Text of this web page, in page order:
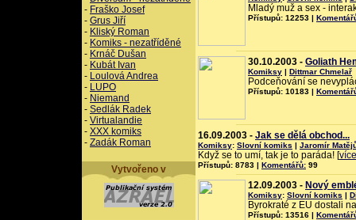
- Fraško Josef
- Grus Jiří
- Kliský Roman
- Komiks - nezatříděné
- Krnáč Dušan
- Kubát Ivan
- Loulová Andrea
- LUPO
- Niemand
- Sedlák Radek
- Virtualandie
- XXX komiks
- Zadák Roman
Vytvořeno v
Mladý muž a sex -
Přístupů: 12253 |
30.10.2003 - Goliath
Komiksy | Dittmar Chmelař
Podceňování se
Přístupů: 10183 |
16.09.2003 - Jak se dělá obchod...
Komiksy: Slovní komiks | Jaromír
Když se to umí, tak je to paráda! [více
Přístupů: 8783 | Komentářů: 99
12.09.2003 - Nový
Komiksy: Slovní komiks |
Byrokraté z EU dostali
Přístupů: 13516 |